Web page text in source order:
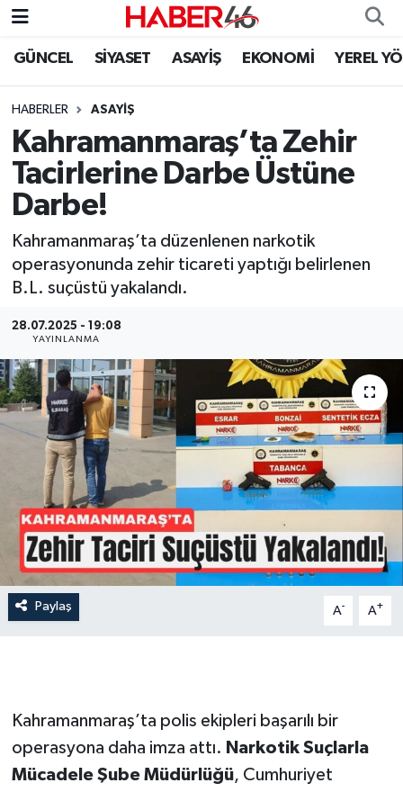
GÜNCEL SİYASET ASAYİŞ EKONOMİ YEREL
HABERLER ASAYİŞ
Kahramanmaraş’ta Zehir
Tacirlerine Darbe Üstüne
Darbe!
Kahramanmaraş’ta düzenlenen narkotik
operasyonunda zehir ticareti yaptığı belirlenen
B.L. suçüstü yakalandı.
28.07.2025 - 19:08
YAYINLANMA
Paylaş A- A+
Kahramanmaraş’ta polis ekipleri başarılı bir
operasyona daha imza attı. Narkotik Suçlarla
Mücadele Şube Müdürlüğü, Cumhuriyet
GÜNCEL
SİYASET
EKONOMİ
SPOR
YAŞAM
TEKNOLOJİ
SAĞLIK
EĞİTİM
İLÇE HABERLERİ
KÜLTÜR-SANAT
KSÜ
DÜNYA
ROPORTAJ
KADIN-AİLE
YEREL YÖNETİM
Nöbetçi Eczaneler
Hava Durumu
Kahramanmaraş Namaz Vakitleri
Trafik Durumu
Süper Lig Puan Durumu ve Fikstür
Tüm Manşetler
Son Dakika Haberleri
Haber Arşivi